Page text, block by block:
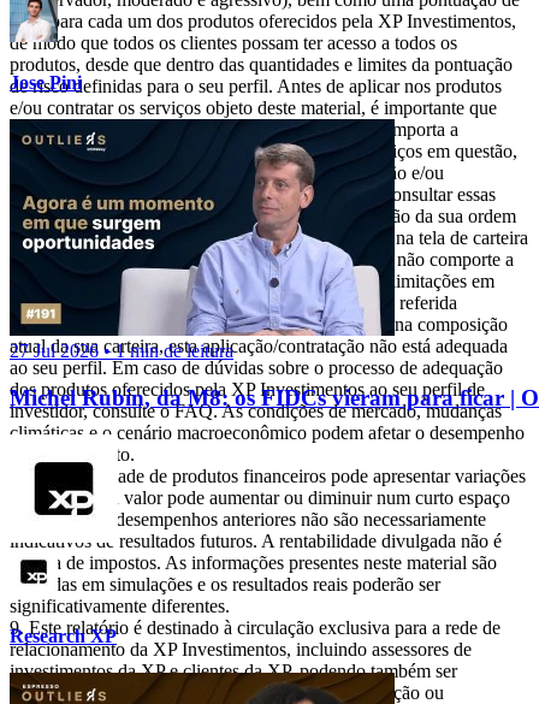
Jose Pini
27 Jul 2026 • 1 min de leitura
Michel Rubin, da M8: os FIDCs vieram para ficar |
Research XP
risco para cada um dos produtos oferecidos pela XP Investimentos,
de modo que todos os clientes possam ter acesso a todos os
produtos, desde que dentro das quantidades e limites da pontuação
de risco definidas para o seu perfil. Antes de aplicar nos produtos
e/ou contratar os serviços objeto deste material, é importante que
você verifique se a sua pontuação de risco atual comporta a
aplicação nos produtos e/ou a contratação dos serviços em questão,
bem como se há limitações de volume, concentração e/ou
quantidade para a aplicação desejada. Você pode consultar essas
informações diretamente no momento da transmissão da sua ordem
ou, ainda, consultando o risco geral da sua carteira na tela de carteira
(Visão Risco). Caso a sua pontuação de risco atual não comporte a
aplicação/contratação pretendida, ou caso existam limitações em
relação à quantidade e/ou volume financeiro para a referida
aplicação/contratação, isto significa que, com base na composição
atual da sua carteira, esta aplicação/contratação não está adequada
ao seu perfil. Em caso de dúvidas sobre o processo de adequação
dos produtos oferecidos pela XP Investimentos ao seu perfil de
investidor, consulte o FAQ. As condições de mercado, mudanças
climáticas e o cenário macroeconômico podem afetar o desempenho
do investimento.
A rentabilidade de produtos financeiros pode apresentar variações
e seu preço ou valor pode aumentar ou diminuir num curto espaço
de tempo. Os desempenhos anteriores não são necessariamente
indicativos de resultados futuros. A rentabilidade divulgada não é
líquida de impostos. As informações presentes neste material são
baseadas em simulações e os resultados reais poderão ser
significativamente diferentes.
Este relatório é destinado à circulação exclusiva para a rede de
relacionamento da XP Investimentos, incluindo assessores de
investimentos da XP e clientes da XP, podendo também ser
divulgado no site da XP. Fica proibida sua reprodução ou